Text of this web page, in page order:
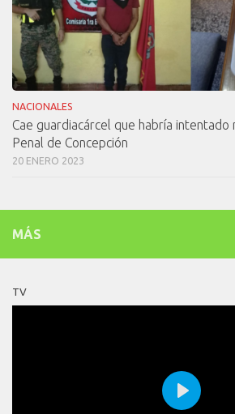
NACIONALES
Cae guardiacárcel que habría
Penal de Concepción
20 ENERO 2023
MÁS
TV
Play